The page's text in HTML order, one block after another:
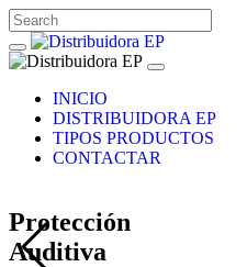
INICIO
DISTRIBUIDORA EP
TIPOS PRODUCTOS
CONTACTAR
Protección
Auditiva